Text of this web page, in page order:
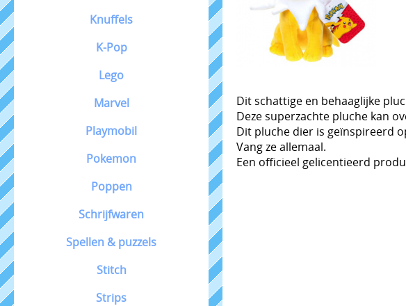
Knuffels
K-Pop
Lego
Marvel
Playmobil
Pokemon
Poppen
Schrijfwaren
Spellen & puzzels
Stitch
Strips
Dit schattige en behaaglijke
Deze superzachte pluche kan
Dit pluche dier is geïnspireerd
Vang ze allemaal.
Een officieel gelicentieerd